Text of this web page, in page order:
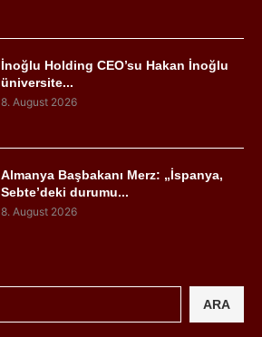
İnoğlu Holding CEO’su Hakan İnoğlu
üniversite...
8. August 2026
Almanya Başbakanı Merz: „İspanya,
Sebte’deki durumu...
8. August 2026
ARA